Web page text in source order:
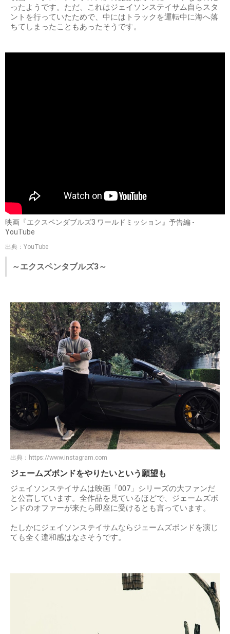
ったようです。ただ、これはジェイソンステイサム自らスタ
ントを行っていたためで、中にはトラックを運転中に海へ落
ちてしまったこともあったそうです。
映画『エクスペンダブルズ3 ワールドミッション』予告編 -
YouTube
出典：YouTube
～エクスペンタブルズ3～
出典： https://www.instagram.com
ジェームズボンドをやりたいという願望も
ジェイソンステイサムは映画「007」シリーズの大ファンだ
と公言しています。全作品を見ているほどで、ジェームズボ
ンドのオファーが来たら即座に受けるとも言っています。
たしかにジェイソンステイサムならジェームズボンドを演じ
ても全く違和感はなさそうです。